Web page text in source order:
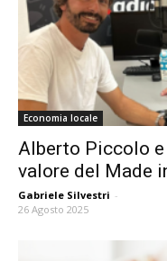
Economia locale
Alberto Piccolo
valore del Made
Gabriele Silvestri -
26 Agosto 2025